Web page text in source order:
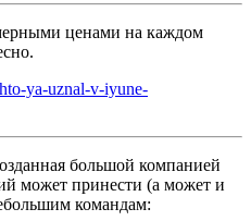
ценами на каждом
ya-uznal-v-iyune-
большой компанией
может принести (а может и
командам: